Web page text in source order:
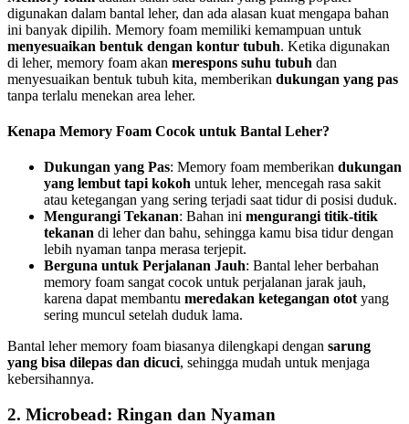
digunakan dalam bantal leher, dan ada alasan kuat mengapa bahan
ini banyak dipilih. Memory foam memiliki kemampuan untuk
menyesuaikan bentuk dengan kontur tubuh. Ketika digunakan
di leher, memory foam akan merespons suhu tubuh dan
menyesuaikan bentuk tubuh kita, memberikan dukungan yang pas
tanpa terlalu menekan area leher.
Kenapa Memory Foam Cocok untuk Bantal Leher?
Dukungan yang Pas: Memory foam memberikan dukungan
yang lembut tapi kokoh untuk leher, mencegah rasa sakit
atau ketegangan yang sering terjadi saat tidur di posisi duduk.
Mengurangi Tekanan: Bahan ini mengurangi titik-titik
tekanan di leher dan bahu, sehingga kamu bisa tidur dengan
lebih nyaman tanpa merasa terjepit.
Berguna untuk Perjalanan Jauh: Bantal leher berbahan
memory foam sangat cocok untuk perjalanan jarak jauh,
karena dapat membantu meredakan ketegangan otot yang
sering muncul setelah duduk lama.
Bantal leher memory foam biasanya dilengkapi dengan sarung
yang bisa dilepas dan dicuci, sehingga mudah untuk menjaga
kebersihannya.
2. Microbead: Ringan dan Nyaman